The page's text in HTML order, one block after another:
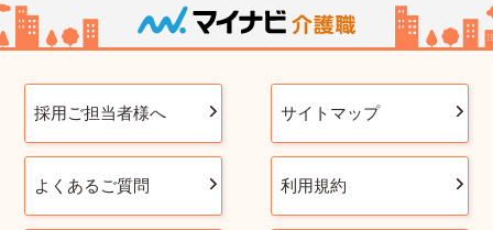
採用ご担当者様へ サイトマップ
よくあるご質問 利用規約